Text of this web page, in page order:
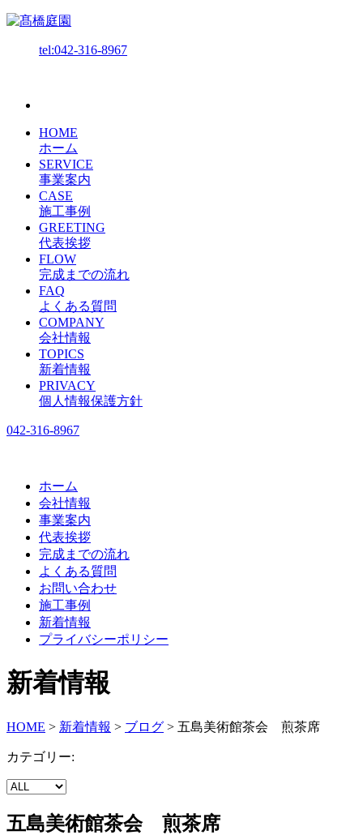
tel:042-316-8967
HOME
ホーム
SERVICE
事業案内
CASE
施工事例
GREETING
代表挨拶
FLOW
完成までの流れ
FAQ
よくある質問
COMPANY
会社情報
TOPICS
新着情報
PRIVACY
個人情報保護方針
042-316-8967
ホーム
会社情報
事業案内
代表挨拶
完成までの流れ
よくある質問
お問い合わせ
施工事例
新着情報
プライバシーポリシー
新着情報
HOME > 新着情報 > ブログ > 五島美術館茶会 煎茶席
カテゴリー:
五島美術館茶会 煎茶席